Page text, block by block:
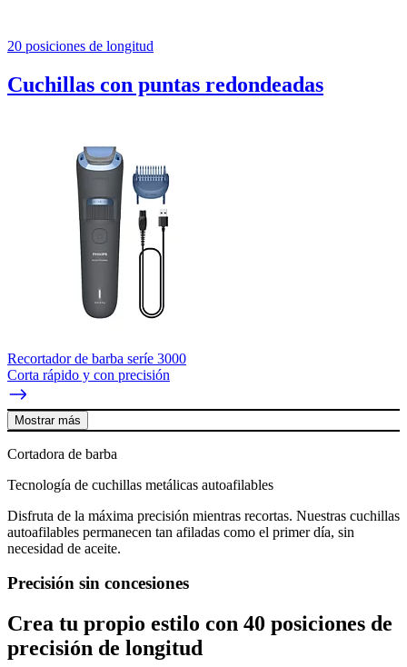
20 posiciones de longitud
Cuchillas con puntas redondeadas
Recortador de barba seríe 3000
Corta rápido y con precisión
Mostrar más
Cortadora de barba
Tecnología de cuchillas metálicas autoafilables
Disfruta de la máxima precisión mientras recortas. Nuestras cuchillas
autoafilables permanecen tan afiladas como el primer día, sin
necesidad de aceite.
Precisión sin concesiones
Crea tu propio estilo con 40 posiciones de
precisión de longitud